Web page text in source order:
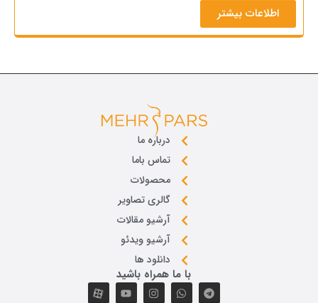
اطلاعات بیشتر
درباره ما
تماس باما
محصولات
گالری تصاویر
آرشیو مقالات
آرشیو ویدئو
دانلود ها
با ما همراه باشید